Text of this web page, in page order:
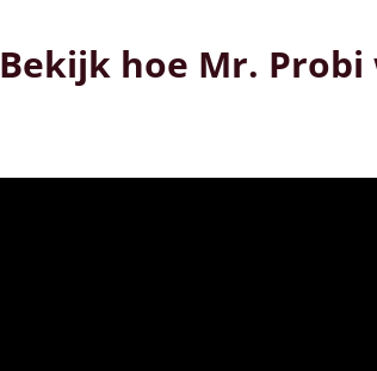
Bekijk hoe Mr.